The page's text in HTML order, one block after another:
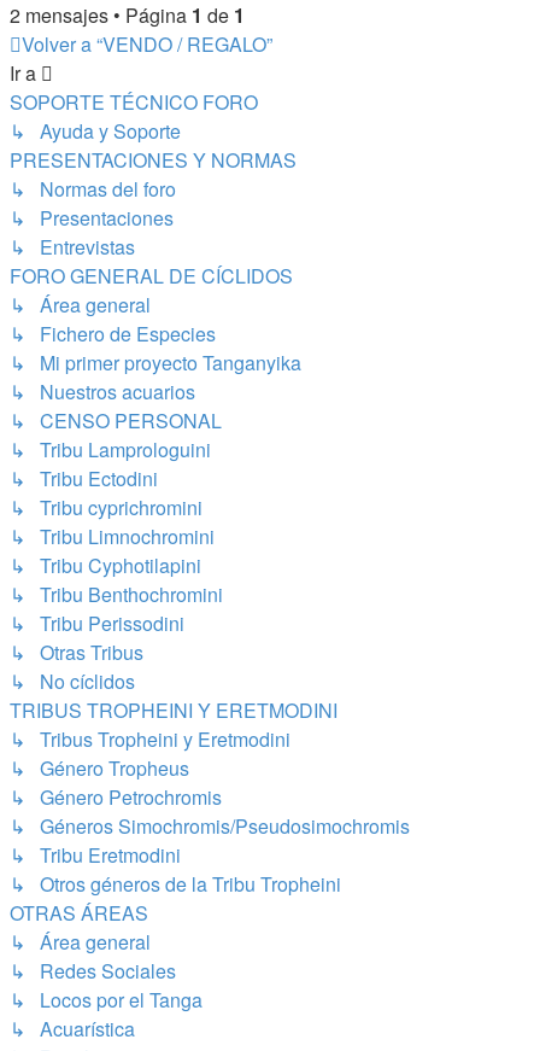
2 mensajes • Página 1 de 1
Volver a “VENDO / REGALO”
Ir a
SOPORTE TÉCNICO FORO
↳ Ayuda y Soporte
PRESENTACIONES Y NORMAS
↳ Normas del foro
↳ Presentaciones
↳ Entrevistas
FORO GENERAL DE CÍCLIDOS
↳ Área general
↳ Fichero de Especies
↳ Mi primer proyecto Tanganyika
↳ Nuestros acuarios
↳ CENSO PERSONAL
↳ Tribu Lamprologuini
↳ Tribu Ectodini
↳ Tribu cyprichromini
↳ Tribu Limnochromini
↳ Tribu Cyphotilapini
↳ Tribu Benthochromini
↳ Tribu Perissodini
↳ Otras Tribus
↳ No cíclidos
TRIBUS TROPHEINI Y ERETMODINI
↳ Tribus Tropheini y Eretmodini
↳ Género Tropheus
↳ Género Petrochromis
↳ Géneros Simochromis/Pseudosimochromis
↳ Tribu Eretmodini
↳ Otros géneros de la Tribu Tropheini
OTRAS ÁREAS
↳ Área general
↳ Redes Sociales
↳ Locos por el Tanga
↳ Acuarística